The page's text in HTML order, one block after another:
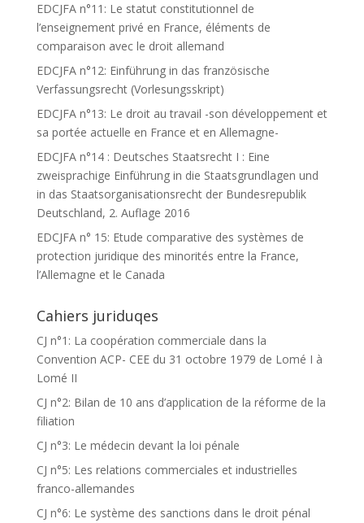
EDCJFA n°11: Le statut constitutionnel de
l’enseignement privé en France, éléments de
comparaison avec le droit allemand
EDCJFA n°12: Einführung in das französische
Verfassungsrecht (Vorlesungsskript)
EDCJFA n°13: Le droit au travail -son développement et
sa portée actuelle en France et en Allemagne-
EDCJFA n°14 : Deutsches Staatsrecht I : Eine
zweisprachige Einführung in die Staatsgrundlagen und
in das Staatsorganisationsrecht der Bundesrepublik
Deutschland, 2. Auflage 2016
EDCJFA n° 15: Etude comparative des systèmes de
protection juridique des minorités entre la France,
l’Allemagne et le Canada
Cahiers juriduqes
CJ n°1: La coopération commerciale dans la
Convention ACP- CEE du 31 octobre 1979 de Lomé I à
Lomé II
CJ n°2: Bilan de 10 ans d’application de la réforme de la
filiation
CJ n°3: Le médecin devant la loi pénale
CJ n°5: Les relations commerciales et industrielles
franco-allemandes
CJ n°6: Le système des sanctions dans le droit pénal